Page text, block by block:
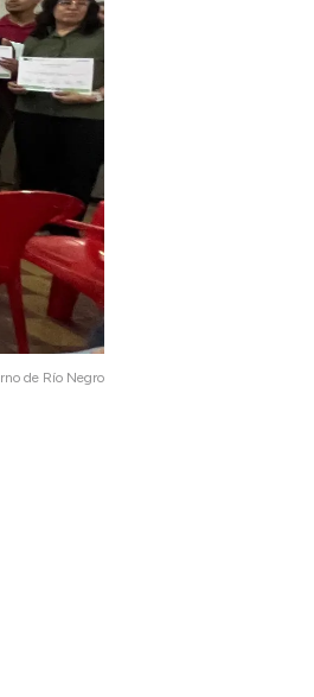
de Río Negro